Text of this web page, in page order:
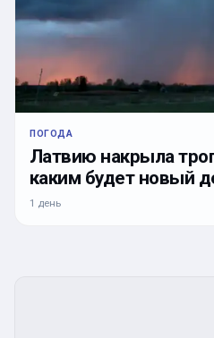
ПОГОДА
Латвию накрыла
каким будет новый
1 день